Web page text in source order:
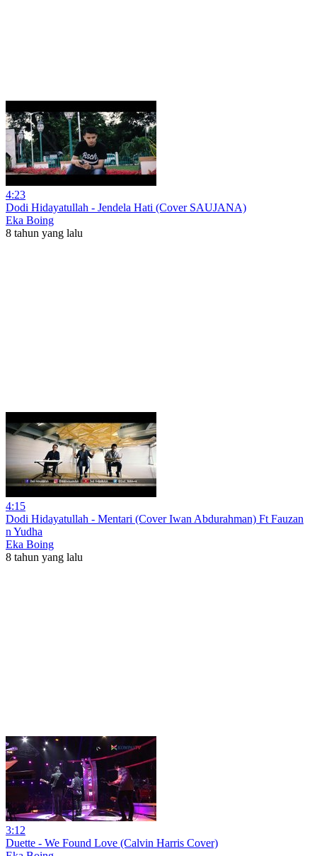
4:23
Dodi Hidayatullah - Jendela Hati (Cover SAUJANA)
Eka Boing
8 tahun yang lalu
4:15
Dodi Hidayatullah - Mentari (Cover Iwan Abdurahman) Ft Fauzan
n Yudha
Eka Boing
8 tahun yang lalu
3:12
Duette - We Found Love (Calvin Harris Cover)